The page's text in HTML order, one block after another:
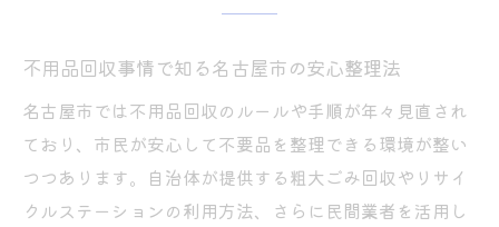
不用品回収事情で知る名古屋市の安心整理法
名古屋市では不用品回収のルールや手順が年々見直され
ており、市民が安心して不要品を整理できる環境が整い
つつあります。自治体が提供する粗大ごみ回収やリサイ
クルステーションの利用方法、さらに民間業者を活用し